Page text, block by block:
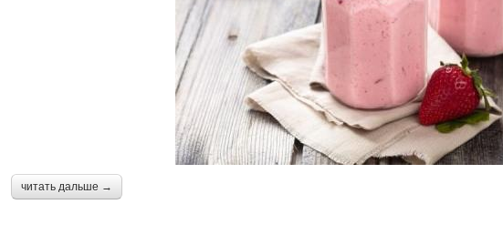
читать дальше →